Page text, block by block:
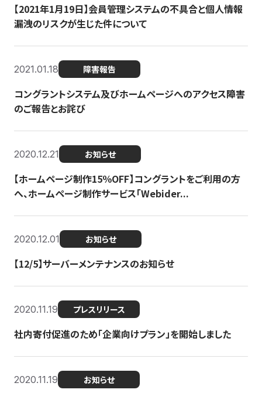
【2021年1月19日】会員管理システムの不具合と個人情報
漏洩のリスクが生じた件について
2021.01.18 障害報告
コングラントシステム及びホームページへのアクセス障害
のご報告とお詫び
2020.12.21 お知らせ
【ホームページ制作15％OFF】コングラントをご利用の方
へ、ホームページ制作サービス「Webider...
2020.12.01 お知らせ
【12/5】サーバーメンテナンスのお知らせ
2020.11.19 プレスリリース
社内寄付促進のため「企業向けプラン」を開始しました
2020.11.19 お知らせ